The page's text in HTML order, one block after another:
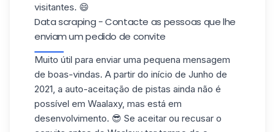
visitantes. 😄
Data scraping - Contacte as pessoas que lhe
enviam um pedido de convite
Muito útil para enviar uma pequena mensagem
de boas-vindas. A partir do início de Junho de
2021, a auto-aceitação de pistas ainda não é
possível em Waalaxy, mas está em
desenvolvimento. 😎 Se aceitar ou recusar o